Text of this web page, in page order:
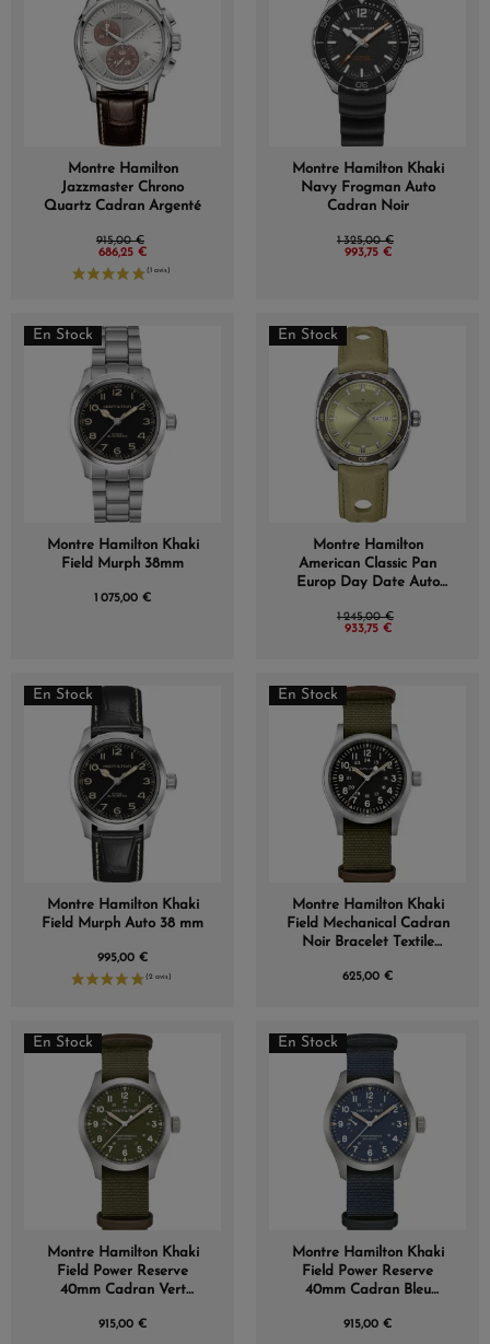
Montre Hamilton
Jazzmaster Chrono
Quartz Cadran Argenté
915,00 €
686,25 €
Montre Hamilton Khaki
Navy Frogman Auto
Cadran Noir
1 325,00 €
993,75 €
En Stock
Montre Hamilton Khaki
Field Murph 38mm
1 075,00 €
En Stock
Montre Hamilton
American Classic Pan
Europ Day Date Auto
1 245,00 €
933,75 €
En Stock
Montre Hamilton Khaki
Field Murph Auto 38 mm
995,00 €
En Stock
Montre Hamilton Khaki
Field Mechanical Cadran
Noir Bracelet Textile
625,00 €
En Stock
Montre Hamilton Khaki
Field Power Reserve
40mm Cadran Vert
915,00 €
En Stock
Montre Hamilton Khaki
Field Power Reserve
40mm Cadran Bleu
915,00 €